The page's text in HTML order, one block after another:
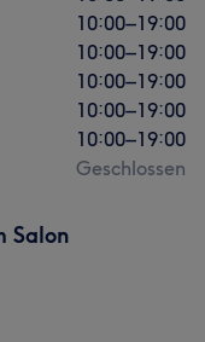
10:00–19:00
10:00–19:00
10:00–19:00
10:00–19:00
10:00–19:00
Geschlossen
Salon